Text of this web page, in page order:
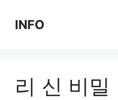
contentINFO
리 신 비밀